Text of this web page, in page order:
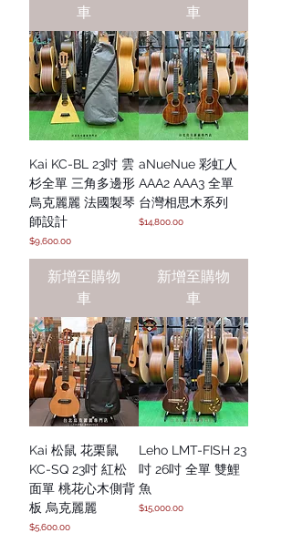
車
車
Kai KC-BL 23吋 雲
杉全單 三角多邊形
烏克麗麗 法國製琴
師設計
價格
$9,600.00
新增至購物
車
aNueNue 彩虹人
AAA2 AAA3 全單
台灣相思木系列
價格
$14,800.00
新增至購物
車
Kai 松鼠 花栗鼠
KC-SQ 23吋 紅松
面單 桃花心木側背
板 烏克麗麗
價格
$5,600.00
Leho LMT-FISH 23
吋 26吋 全單 雙鯉
魚
價格
$15,000.00